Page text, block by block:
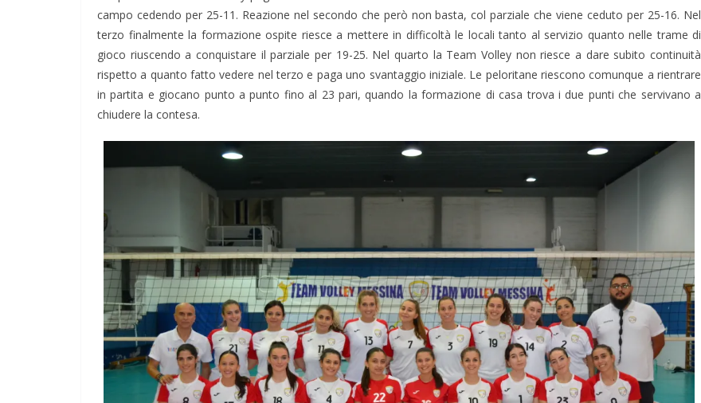
campo cedendo per 25-11. Reazione nel secondo che però non basta, col parziale che viene ceduto per 25-16. Nel
terzo finalmente la formazione ospite riesce a mettere in difficoltà le locali tanto al servizio quanto nelle trame di
gioco riuscendo a conquistare il parziale per 19-25. Nel quarto la Team Volley non riesce a dare subito continuità
rispetto a quanto fatto vedere nel terzo e paga uno svantaggio iniziale. Le peloritane riescono comunque a rientrare
in partita e giocano punto a punto fino al 23 pari, quando la formazione di casa trova i due punti che servivano a
chiudere la contesa.